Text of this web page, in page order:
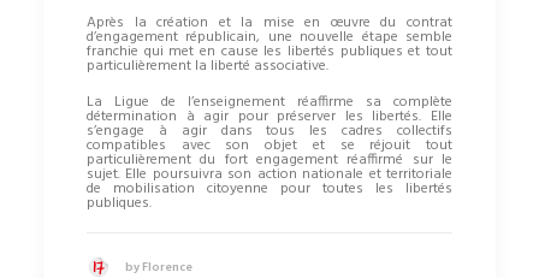
Après la création et la mise en œuvre du contrat
d’engagement républicain, une nouvelle étape semble
franchie qui met en cause les libertés publiques et tout
particulièrement la liberté associative.
La Ligue de l’enseignement réaffirme sa complète
détermination à agir pour préserver les libertés. Elle
s’engage à agir dans tous les cadres collectifs
compatibles avec son objet et se réjouit tout
particulièrement du fort engagement réaffirmé sur le
sujet. Elle poursuivra son action nationale et territoriale
de mobilisation citoyenne pour toutes les libertés
publiques.
by Florence